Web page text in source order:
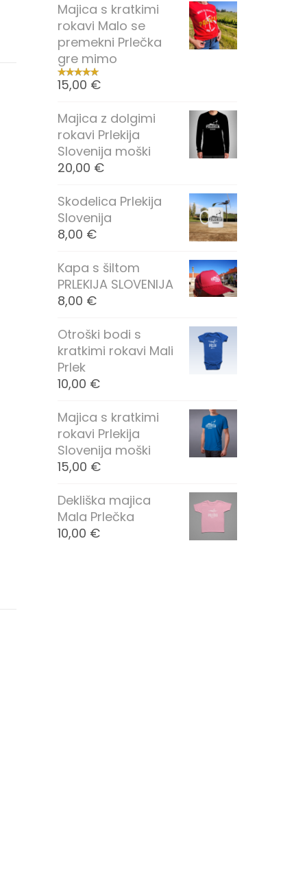
Majica s kratkimi
rokavi Malo se
premekni Prlečka
gre mimo
15,00 €
Majica z dolgimi
rokavi Prlekija
Slovenija moški
20,00 €
Skodelica Prlekija
Slovenija
8,00 €
Kapa s šiltom
PRLEKIJA SLOVENIJA
8,00 €
Otroški bodi s
kratkimi rokavi Mali
Prlek
10,00 €
Majica s kratkimi
rokavi Prlekija
Slovenija moški
15,00 €
Dekliška majica
Mala Prlečka
10,00 €